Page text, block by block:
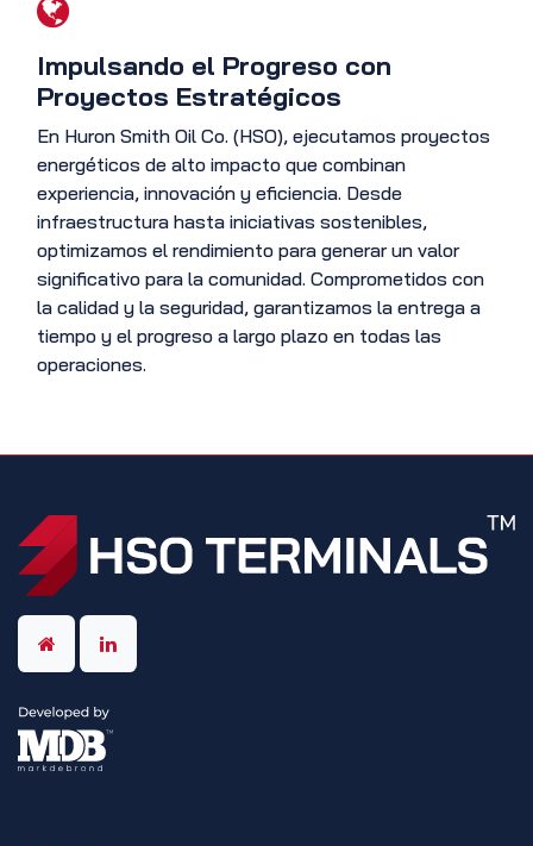
Impulsando el Progreso con
Proyectos Estratégicos
En Huron Smith Oil Co. (HSO), ejecutamos proyectos
energéticos de alto impacto que combinan
experiencia, innovación y eficiencia. Desde
infraestructura hasta iniciativas sostenibles,
optimizamos el rendimiento para generar un valor
significativo para la comunidad. Comprometidos con
la calidad y la seguridad, garantizamos la entrega a
tiempo y el progreso a largo plazo en todas las
operaciones.